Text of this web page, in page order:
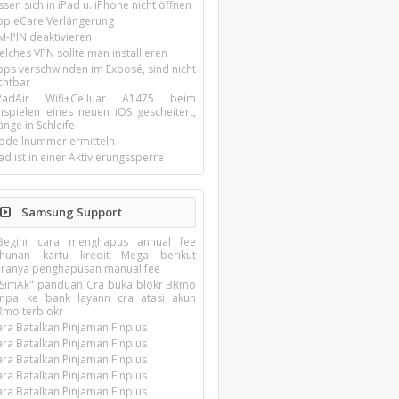
sich in iPad u. iPhone nicht öffnen
Verlängerung
PIN deaktivieren
VPN sollte man installieren
verschwinden im Exposé, sind nicht
Wifi+Celluar A1475 beim
eines neuen iOS gescheitert,
in Schleife
ermitteln
ist in einer Aktivierungssperre
Samsung Support
cara menghapus annual fee
kartu kredit Mega berikut
penghapusan manual fee
panduan Cra buka blokr BRmo
ke bank layann cra atasi akun
terblokr
Batalkan Pinjaman Finplus
Batalkan Pinjaman Finplus
Batalkan Pinjaman Finplus
Batalkan Pinjaman Finplus
Batalkan Pinjaman Finplus